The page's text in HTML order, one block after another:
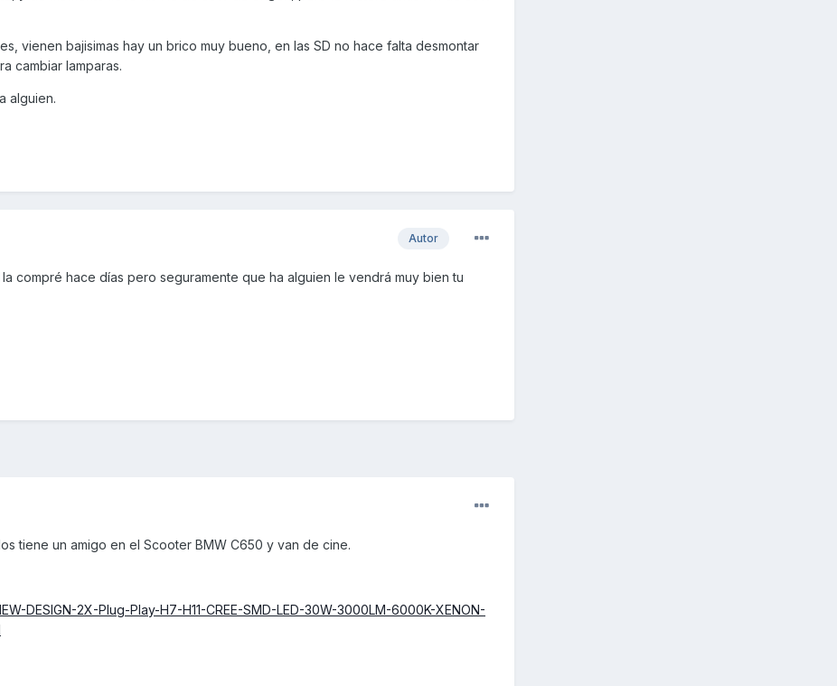
vienen bajisimas hay un brico muy bueno, en las SD no hace falta desmontar
cambiar lamparas.
alguien.
Autor
compré hace días pero seguramente que ha alguien le vendrá muy bien tu
tiene un amigo en el Scooter BMW C650 y van de cine.
DESIGN-2X-Plug-Play-H7-H11-CREE-SMD-LED-30W-3000LM-6000K-XENON-